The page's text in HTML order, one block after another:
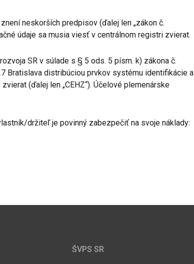
neskorších predpisov (ďalej len „zákon č.
údaje sa musia viesť v centrálnom registri zvierat.
SR v súlade s § 5 ods. 5 písm. k) zákona č.
Bratislava distribúciou prvkov systému identifikácie a
(ďalej len „CEHZ“). Účelové plemenárske
držiteľ je povinný zabezpečiť na svoje náklady:
ŠVPS SR